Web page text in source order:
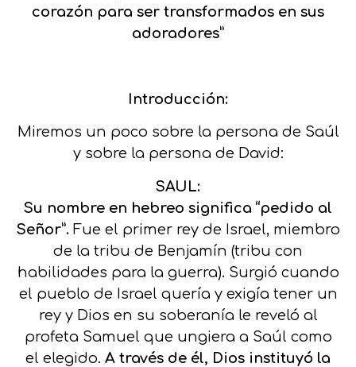
corazón para ser transformados en sus
adoradores”
Introducción:
Miremos un poco sobre la persona de Saúl
y sobre la persona de David:
SAUL:
Su nombre en hebreo significa “pedido al
Señor”.Fue el primer rey de Israel, miembro
de la tribu de Benjamín (tribu con
habilidades para la guerra). Surgió cuando
el pueblo de Israel quería y exigía tener un
rey y Dios en su soberanía le reveló al
profeta Samuel que ungiera a Saúl como
el elegido. A través de él, Dios instituyó la